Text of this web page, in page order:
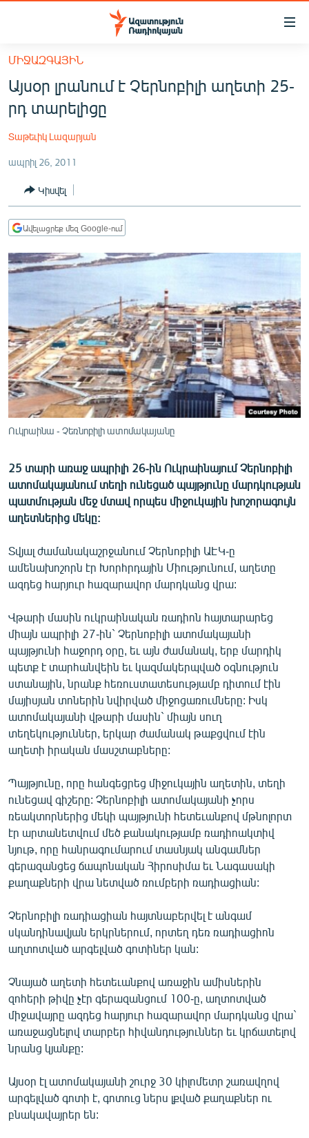
Մատչելիության
հիմնական
բովանդակությանը
հիմնական
մենյուին
ՀԱՅԱՍՏԱՆ
ՔԱՂԱՔԱԿԱՆ
ԸՆՏՐՈՒԹՅՈՒՆՆԵՐ 2026
ԻՐԱՎՈՒՆՔ
ՀԱՍԱՐԱԿՈՒԹՅՈՒՆ
ՏՆՏԵՍՈՒԹՅՈՒՆ
ՊԱՏԵՐԱԶՄԻ 6 ՇԱԲԱԹՆԵՐԸ
ՄԻՋԱԶԳԱՅԻՆ
ՄՇԱԿՈՒՅԹ
ՍՊՈՐՏ
ՄԵԿՆԱԲԱՆՈՒԹՅՈՒՆ
ՏՏ ԵՒ ԻՆՏԵՐՆԵՏ
ԱՐԽԻՎ
ՏԵՍԱՆՅՈՒԹԵՐ
ԲԱՆԱՎԵՃ
ՁԳՏԵԼՈՎ ԼԱՎԱԳՈՒՅՆԻՆ
ՓՈԴՔԱՍԹ
English
Русский
ՀԵՏԵՎԵՔ ՄԵԶ
«Ազատության» բոլոր կայքերը
ՄԻՋԱԶԳԱՅԻՆ
Այսօր լրանում է Չերնոբիլի աղետի 25-
րդ տարելիցը
Տաթեւիկ Լազարյան
ապրիլ 26, 2011
Կիսվել
Ավելացրեք մեզ Google-ում
Ուկրաինա - Չեռնոբիլի ատոմակայանը
25 տարի առաջ ապրիլի 26-ին Ուկրաինայում Չերնոբիլի
ատոմակայանում տեղի ունեցած պայթյունը մարդկության
պատմության մեջ մտավ որպես միջուկային խոշորագույն
աղետներից մեկը:
Տվյալ ժամանակաշրջանում Չերնոբիլի ԱԷԿ-ը
ամենախոշորն էր Խորհրդային Միությունում, աղետը
ազդեց հարյուր հազարավոր մարդկանց վրա:
Վթարի մասին ուկրաինական ռադիոն հայտարարեց
միայն ապրիլի 27-ին` Չերնոբիլի ատոմակայանի
պայթյունի հաջորդ օրը, եւ այն ժամանակ, երբ մարդիկ
պետք է տարհանվեին եւ կազմակերպված օգնություն
ստանային, նրանք հեռուստատեսությամբ դիտում էին
մայիսյան տոներին նվիրված միջոցառումները: Իսկ
ատոմակայանի վթարի մասին` միայն սուղ
տեղեկություններ, երկար ժամանակ թաքցվում էին
աղետի իրական մասշտաբները:
Պայթյունը, որը հանգեցրեց միջուկային աղետին, տեղի
ունեցավ գիշերը: Չերնոբիլի ատոմակայանի չորս
ռեակտորներից մեկի պայթյունի հետեւանքով մթնոլորտ
էր արտանետվում մեծ քանակությամբ ռադիոակտիվ
նյութ, որը հանրագումարում տասնյակ անգամներ
գերազանցեց ճապոնական Հիրոսիմա եւ Նագասակի
քաղաքների վրա նետված ռումբերի ռադիացիան:
Չերնոբիլի ռադիացիան հայտնաբերվել է անգամ
սկանդինավյան երկրներում, որտեղ դեռ ռադիացիոն
աղտոտված արգելված գոտիներ կան:
Չնայած աղետի հետեւանքով առաջին ամիսներին
զոհերի թիվը չէր գերազանցում 100-ը, աղտոտված
միջավայրը ազդեց հարյուր հազարավոր մարդկանց վրա`
առաջացնելով տարբեր հիվանդություններ եւ կրճատելով
նրանց կյանքը:
Այսօր էլ ատոմակայանի շուրջ 30 կիլոմետր շառավղով
արգելված գոտի է, գոտուց ներս լքված քաղաքներ ու
բնակավայրեր են: